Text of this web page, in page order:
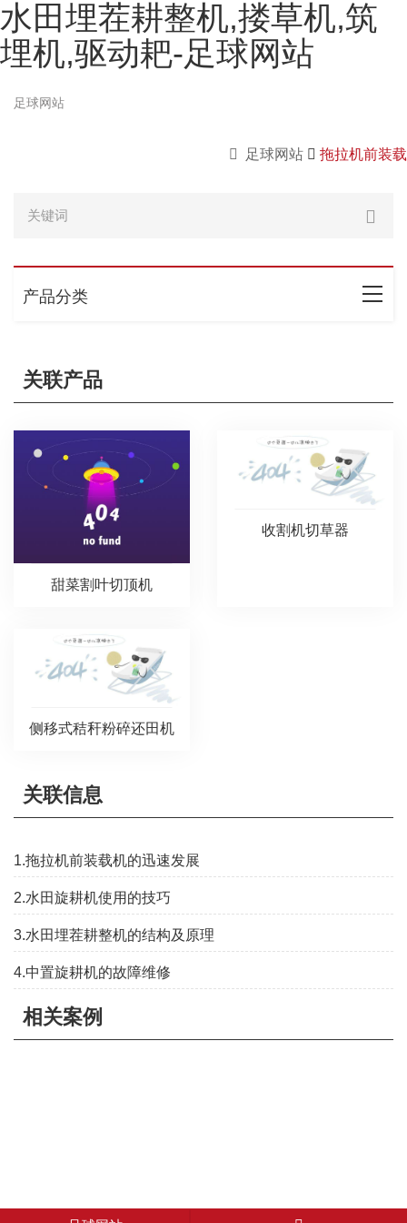
水田埋茬耕整机,搂草机,筑
埋机,驱动耙-足球网站
足球网站
足球网站 拖拉机前装载
产品分类
关联产品
甜菜割叶切顶机
收割机切草器
侧移式秸秆粉碎还田机
关联信息
1.拖拉机前装载机的迅速发展
2.水田旋耕机使用的技巧
3.水田埋茬耕整机的结构及原理
4.中置旋耕机的故障维修
相关案例